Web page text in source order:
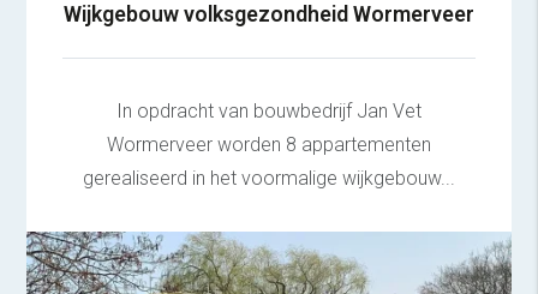
Wijkgebouw volksgezondheid Wormerveer
In opdracht van bouwbedrijf Jan Vet
Wormerveer worden 8 appartementen
gerealiseerd in het voormalige wijkgebouw...